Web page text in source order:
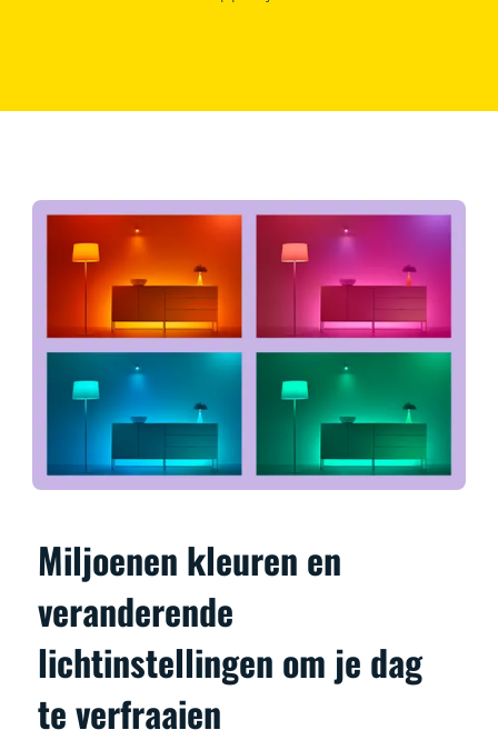
Miljoenen kleuren en
veranderende
lichtinstellingen om je dag
te verfraaien